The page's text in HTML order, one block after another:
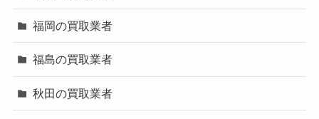
福岡の買取業者
福島の買取業者
秋田の買取業者